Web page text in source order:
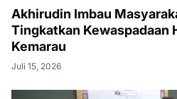
Akhirudin Imbau
Tingkatkan Kewaspadaan
Kemarau
Juli 15, 2026